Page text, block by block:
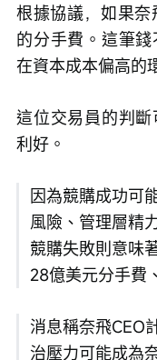
根據協議，如果
的分手費。這筆
在資本成本偏高的
這位交易員的判
利好。
因為競購成功可
風險、管理層精
競購失敗則意味
28億美元分手費
消息稱奈飛CEO
治壓力可能成為